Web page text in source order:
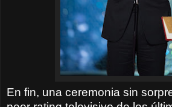
En fin, una ceremonia sin